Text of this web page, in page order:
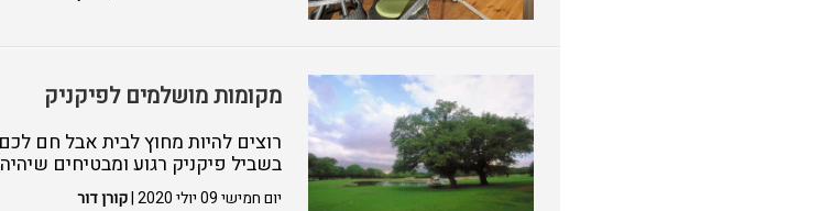
מקומות מושלמים לפיקניק
רוצים להיות מחוץ לבית אבל חם
בשביל פיקניק רגוע ומבטיחים
יום חמישי 09 יולי 2020 | קורן דור